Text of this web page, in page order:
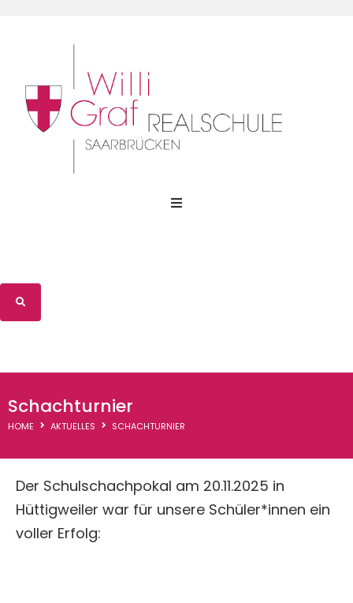
WGR-Gemeinschaft
WGR-Termine
Downloads
Thementage
Schachturnier
HOME AKTUELLES SCHACHTURNIER
Der Schulschachpokal am 20.11.2025 in
Hüttigweiler war für unsere Schüler*innen ein
voller Erfolg: